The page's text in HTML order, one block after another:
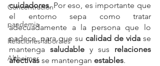
Concentración
pandemia
Relaciones laborales
Alzheimer
cuidadores. Por eso, es importante que
el entorno sepa como tratar
adecuadamente a la persona que lo
padece, para que su calidad de vida se
mantenga saludable y sus relaciones
afectivas se mantengan estables.